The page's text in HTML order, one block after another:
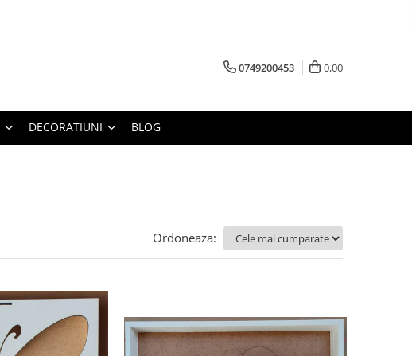
0749200453 0,00
DECORATIUNI BLOG
Ordoneaza: